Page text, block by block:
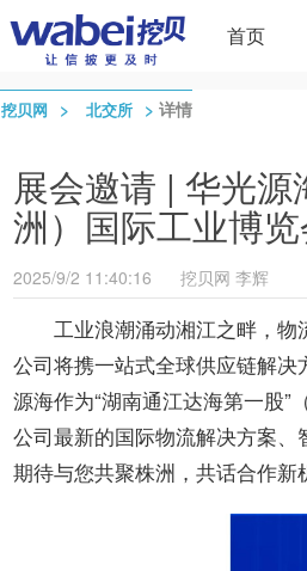
首页
挖贝网 > 北交所 > 详情
展会邀请 | 华光
洲）国际工业博
2025/9/2 11:40:16 挖贝网 李辉
工业浪潮涌动湘江之畔，物
公司将携一站式全球供应链解决
源海作为“湖南通江达海第一股”
公司最新的国际物流解决方案、
期待与您共聚株洲，共话合作新